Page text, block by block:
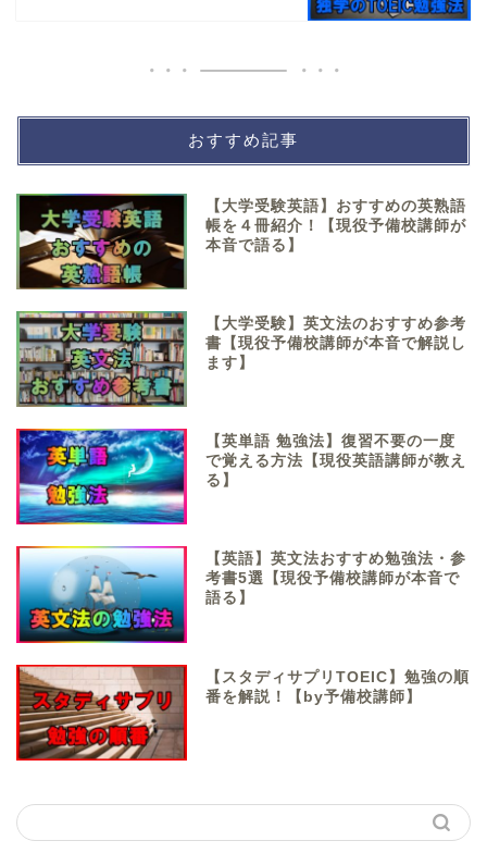
おすすめ記事
【大学受験英語】おすすめの英熟語
帳を４冊紹介！【現役予備校講師が
本音で語る】
【大学受験】英文法のおすすめ参考
書【現役予備校講師が本音で解説し
ます】
【英単語 勉強法】復習不要の一度
で覚える方法【現役英語講師が教え
る】
【英語】英文法おすすめ勉強法・参
考書5選【現役予備校講師が本音で
語る】
【スタディサプリTOEIC】勉強の順
番を解説！【by予備校講師】